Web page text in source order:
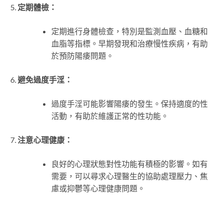
定期體檢：
定期進行身體檢查，特別是監測血壓、血糖和
血脂等指標。早期發現和治療慢性疾病，有助
於預防陽痿問題。
避免過度手淫：
過度手淫可能影響陽痿的發生。保持適度的性
活動，有助於維護正常的性功能。
注意心理健康：
良好的心理狀態對性功能有積極的影響。如有
需要，可以尋求心理醫生的協助處理壓力、焦
慮或抑鬱等心理健康問題。